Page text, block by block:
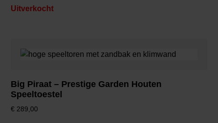
Uitverkocht
Big Piraat – Prestige Garden Houten
Speeltoestel
€ 289,00